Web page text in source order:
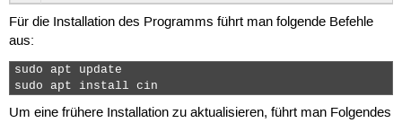
Für die Installation des Programms führt man folgende Befehle
aus:
sudo apt update
sudo apt install cin
Um eine frühere Installation zu aktualisieren, führt man Folgendes